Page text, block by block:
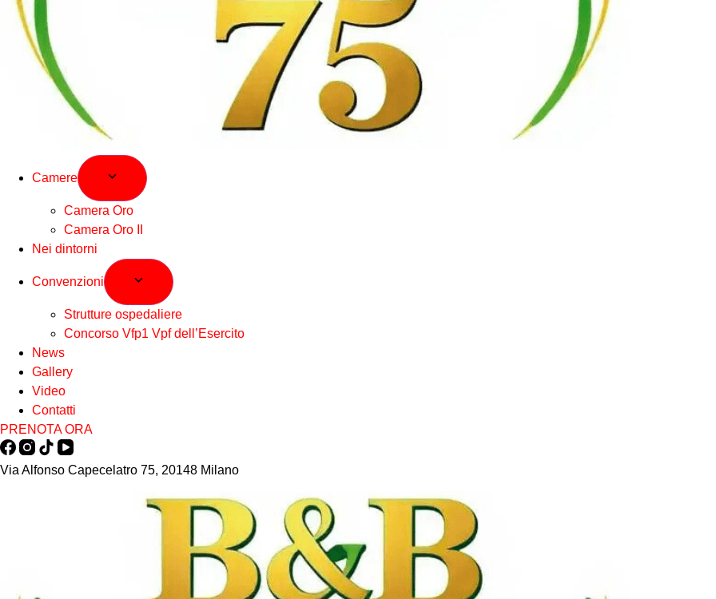
Camere
Camera Oro
Camera Oro II
Nei dintorni
Convenzioni
Strutture ospedaliere
Concorso Vfp1 Vpf dell’Esercito
News
Gallery
Video
Contatti
PRENOTA ORA
Via Alfonso Capecelatro 75, 20148 Milano